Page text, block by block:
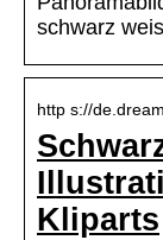
schwarz
http s://
Kliparts